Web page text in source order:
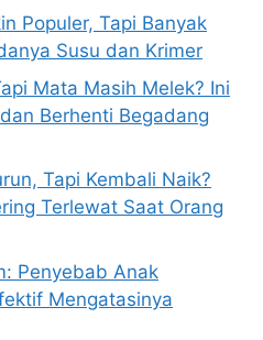
Populer, Tapi Banyak
Susu dan Krimer
Mata Masih Melek? Ini
Berhenti Begadang
Tapi Kembali Naik?
Terlewat Saat Orang
Penyebab Anak
Mengatasinya